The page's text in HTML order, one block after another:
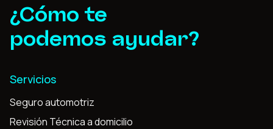
¿Cómo te
podemos ayudar?
Servicios
Seguro automotriz
Revisión Técnica a domicilio